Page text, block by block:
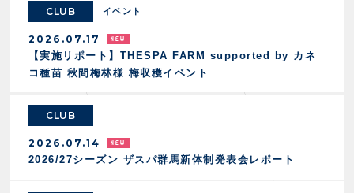
・法人シーズンシート
会場周辺案内図
初心者向けのガイダンス
運営サポートスタッフ募集
ザスパタイムズ
各SNS
マスコット
クラブアンバサダー
アシストパートナー
ザスパ応援店紹介
ホームタウン活動
応援ベンダー設置のお願い
ふるさと納税
COMPANY
会社概要
拠点一覧
フィロソフィー
クラブについて（エンブレム・ロゴ等）
お問い合わせ
CHALLENGERS
ACADEMY
アカデミー概要
Ladies U-18
SCHOOL
CLUB イベント
2026.07.17
【実施リポート】THESPA FARM supported by カネ
コ種苗 秋間梅林様 梅収穫イベント
CLUB
2026.07.14
2026/27シーズン ザスパ群馬新体制発表会レポート